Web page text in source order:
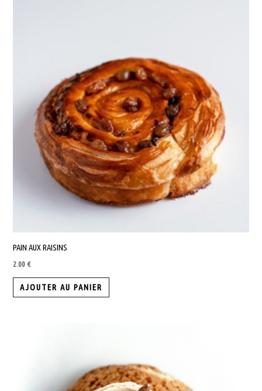
PAIN AUX RAISINS
2.00€
AJOUTER AU PANIER